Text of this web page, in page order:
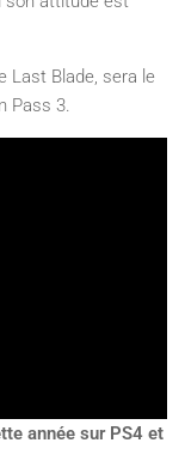
Last Blade, sera le
Pass 3.
année sur PS4 et